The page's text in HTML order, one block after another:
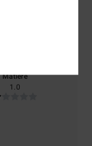
Matière
1.0